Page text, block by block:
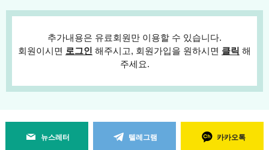
추가내용은 유료회원만 이용할 수 있습니다.
회원이시면 로그인 해주시고, 회원가입을 원하시면 클릭 해
주세요.
뉴스레터 텔레그램 카카오톡